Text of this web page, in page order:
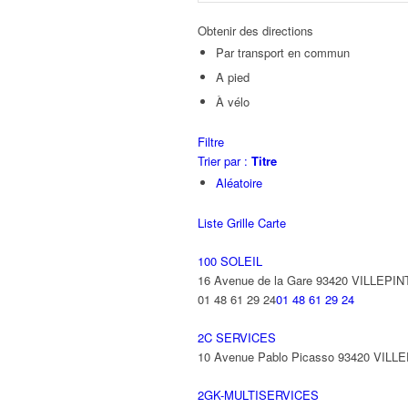
Obtenir des directions
Par transport en commun
A pied
À vélo
Filtre
Trier par : Titre
Aléatoire
Liste Grille Carte
100 SOLEIL
16 Avenue de la Gare 93420
01 48 61 29 2401 48 61 29 24
2C SERVICES
10 Avenue Pablo Picasso 93420
2GK-MULTISERVICES